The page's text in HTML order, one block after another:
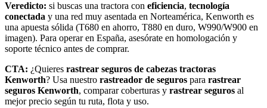
Veredicto: si buscas una tractora con eficiencia, tecnología
conectada y una red muy asentada en Norteamérica, Kenworth es
una apuesta sólida (T680 en ahorro, T880 en duro, W990/W900 en
imagen). Para operar en España, asesórate en homologación y
soporte técnico antes de comprar.
CTA: ¿Quieres rastrear seguros de cabezas tractoras
Kenworth? Usa nuestro rastreador de seguros para rastrear
seguros Kenworth, comparar coberturas y rastrear seguros al
mejor precio según tu ruta, flota y uso.